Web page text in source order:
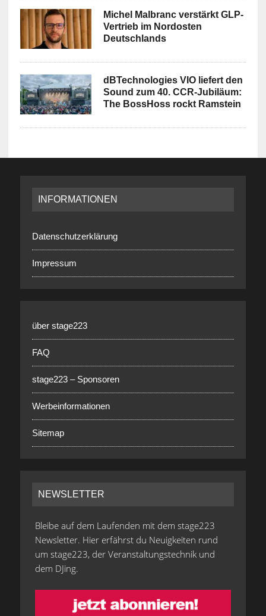
Michel Malbranc verstärkt GLP-
Vertrieb im Nordosten
Deutschlands
dBTechnologies VIO liefert den
Sound zum 40. CCR-Jubiläum:
The BossHoss rockt Ramstein
INFORMATIONEN
Datenschutzerklärung
Impressum
über stage223
FAQ
stage223 – Sponsoren
Werbeinformationen
Sitemap
NEWSLETTER
Bleibe auf dem Laufenden mit dem stage223
Newsletter. Hier erfährst du Neuigkeiten rund
um stage223, der Veranstaltungstechnik und
dem DJing.